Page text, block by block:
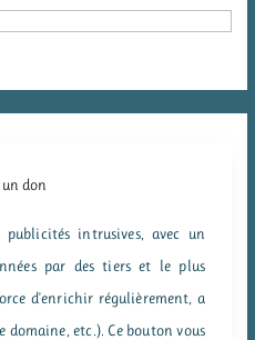
don
intrusives, avec un
par des tiers et le plus
d'enrichir régulièrement, a
domaine, etc.). Ce bouton vous